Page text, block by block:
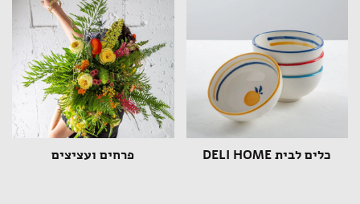
כלים לבית DELI HOME פרחים ועציצים